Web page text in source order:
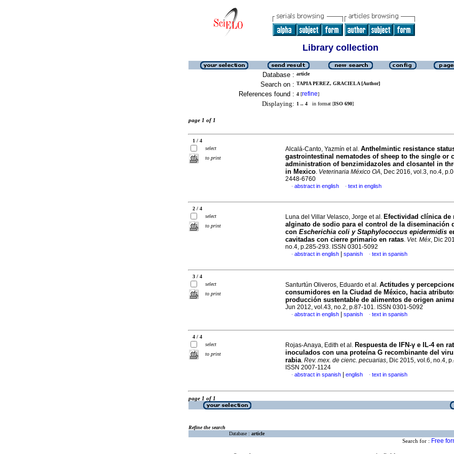
Library collection
Database : article
Search on : TAPIA PEREZ, GRACIELA [Author]
References found : 4 [refine]
Displaying: 1 .. 4 in format [ISO 690]
page 1 of 1
1 / 4
select
to print
Alcalá-Canto, Yazmín et al. Anthelmintic resistance
gastrointestinal nematodes of sheep to the single or
administration of benzimidazoles and closantel in
in Mexico. Veterinaria México OA, Dec 2016, vol.3, no.4,
2448-6760
· abstract in english · text in english
2 / 4
select
to print
Luna del Villar Velasco, Jorge et al. Efectividad clínica de
alginato de sodio para el control de la diseminación
con Escherichia coli y Staphylococcus epidermidis
cavitadas con cierre primario en ratas. Vet. Méx, Dic
no.4, p.285-293. ISSN 0301-5092
· abstract in english spanish · text in spanish
3 / 4
select
to print
Santurtún Oliveros, Eduardo et al. Actitudes y
consumidores en la Ciudad de México, hacia
producción sustentable de alimentos de origen
Jun 2012, vol.43, no.2, p.87-101. ISSN 0301-5092
· abstract in english spanish · text in spanish
4 / 4
select
to print
Rojas-Anaya, Edith et al. Respuesta de IFN-γ e IL-4 en
inoculados con una proteína G recombinante del
rabia. Rev. mex. de cienc. pecuarias, Dic 2015, vol.6, no.4,
ISSN 2007-1124
· abstract in spanish english · text in spanish
page 1 of 1
Refine the search
Database : article
Search for : Free